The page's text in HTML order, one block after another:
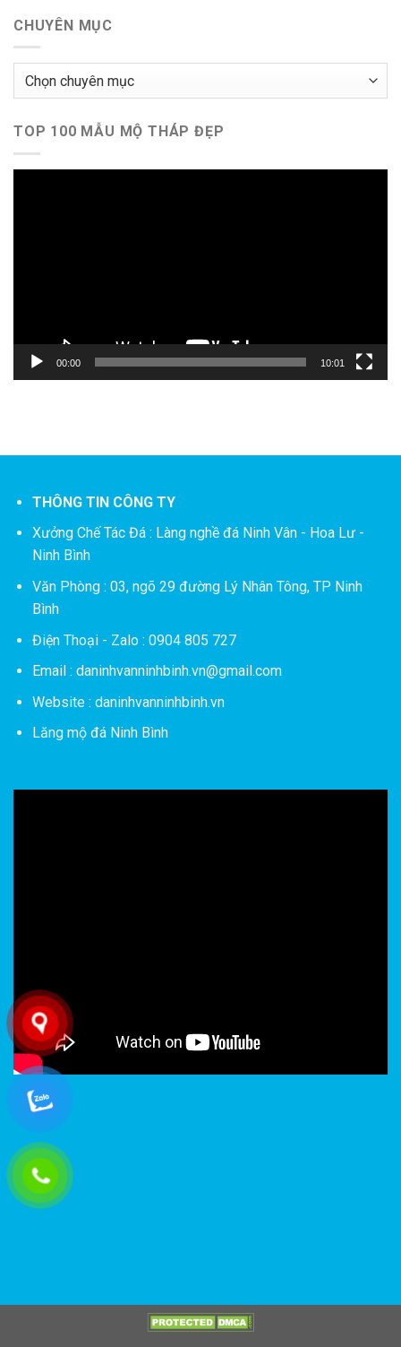
CHUYÊN MỤC
Chuyên
TOP 100 MẪU MỘ THÁP ĐẸP
00:00 10:01
THÔNG TIN CÔNG TY
Xưởng Chế Tác Đá : Làng nghề đá Ninh Vân - Hoa Lư -
Ninh Bình
Văn Phòng : 03, ngõ 29 đường Lý Nhân Tông, TP Ninh
Bình
Điện Thoại - Zalo : 0904 805 727
Email : daninhvanninhbinh.vn@gmail.com
Website : daninhvanninhbinh.vn
Lăng mộ đá Ninh Bình